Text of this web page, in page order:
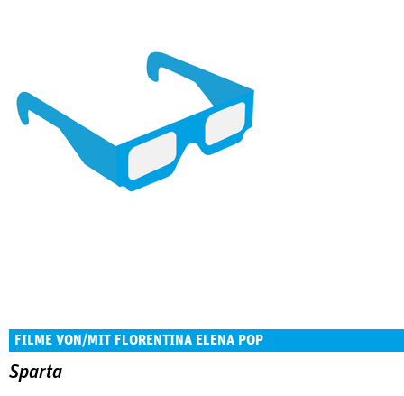
FILME VON/MIT FLORENTINA ELENA POP
Sparta